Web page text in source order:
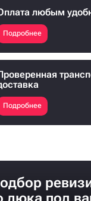
любым
Подробнее
Подробнее